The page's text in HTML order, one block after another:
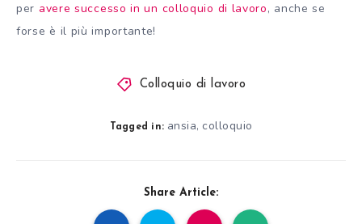
per avere successo in un colloquio di lavoro, anche se
forse è il più importante!
Colloquio di lavoro
Tagged in: ansia, colloquio
Share Article: